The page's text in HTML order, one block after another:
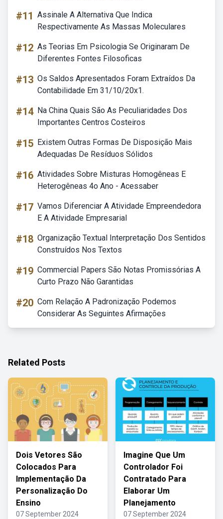
#11 Assinale A Alternativa Que Indica
Respectivamente As Massas Moleculares
#12 As Teorias Em Psicologia Se Originaram De
Diferentes Fontes Filosoficas
#13 Os Saldos Apresentados Foram Extraídos Da
Contabilidade Em 31/10/20x1.
#14 Na China Quais São As Peculiaridades Dos
Importantes Centros Costeiros
#15 Existem Outras Formas De Disposição Mais
Adequadas De Resíduos Sólidos
#16 Atividades Sobre Misturas Homogêneas E
Heterogêneas 4o Ano - Acessaber
#17 Vamos Diferenciar A Atividade Empreendedora
E A Atividade Empresarial
#18 Organização Textual Interpretação Dos Sentidos
Construídos Nos Textos
#19 Commercial Papers São Notas Promissórias A
Curto Prazo Não Garantidas
#20 Com Relação A Padronização Podemos
Considerar As Seguintes Afirmações
Related Posts
Dois Vetores São
Colocados Para
Implementação Da
Personalização Do
Ensino
07 September 2024
Imagine Que Um
Controlador Foi
Contratado Para
Elaborar Um
Planejamento
07 September 2024